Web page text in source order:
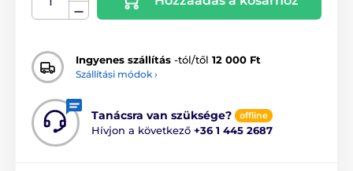
Ingyenes szállítás -tól/től 12 000 Ft
Szállítási módok ›
Tanácsra van szüksége? offline
Hívjon a következő +36 1 445 2687